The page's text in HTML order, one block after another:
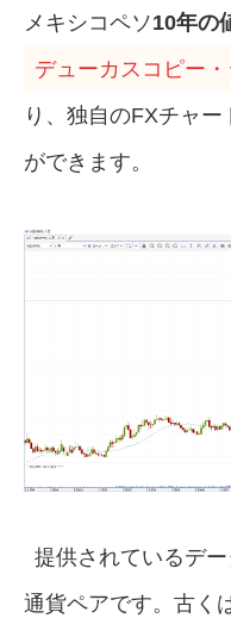
メキシコペソ10年の
デューカスコピー
り、独自のFXチャ
ができます。
提供されているデ
通貨ペアです。古く